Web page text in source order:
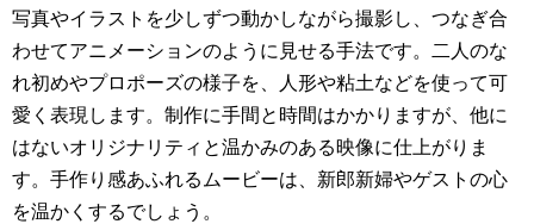
写真やイラストを少しずつ動かしながら撮影し、つなぎ合
わせてアニメーションのように見せる手法です。二人のな
れ初めやプロポーズの様子を、人形や粘土などを使って可
愛く表現します。制作に手間と時間はかかりますが、他に
はないオリジナリティと温かみのある映像に仕上がりま
す。手作り感あふれるムービーは、新郎新婦やゲストの心
を温かくするでしょう。